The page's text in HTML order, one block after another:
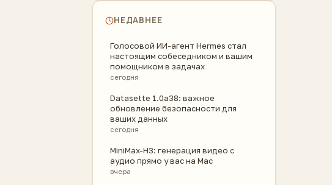
НЕДАВНЕЕ
Голосовой ИИ-агент Hermes стал
настоящим собеседником и вашим
помощником в задачах
сегодня
Datasette 1.0a38: важное
обновление безопасности для
ваших данных
сегодня
MiniMax-H3: генерация видео с
аудио прямо у вас на Mac
вчера